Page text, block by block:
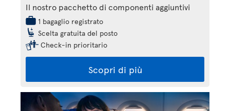
Il nostro pacchetto di componenti aggiuntivi
1 bagaglio registrato
Scelta gratuita del posto
Check-in prioritario
Scopri di più